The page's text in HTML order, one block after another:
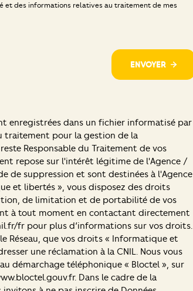
et des informations relatives au traitement de mes
ENVOYER
enregistrées dans un fichier informatisé par
traitement pour la gestion de la
Responsable du Traitement de vos
repose sur l'intérêt légitime de l'Agence /
de suppression et sont destinées à l'Agence
et libertés », vous disposez des droits
de limitation et de portabilité de vos
à tout moment en contactant directement
fr pour plus d’informations sur vos droits.
Réseau, que vos droits « Informatique et
une réclamation à la CNIL. Nous vous
démarchage téléphonique « Bloctel », sur
. Dans le cadre de la